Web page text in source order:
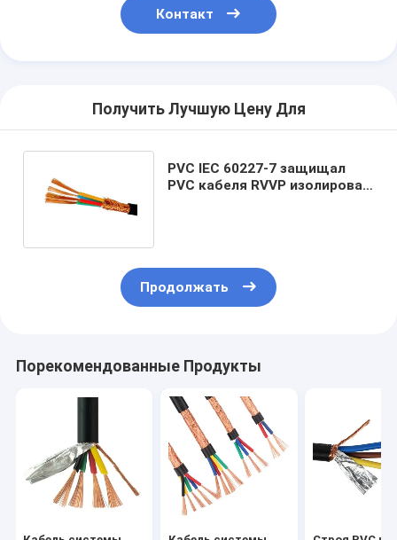
Контакт
Получить Лучшую Цену Для
PVC IEC 60227-7 защищал
PVC кабеля RVVP изолировал
Продолжать
Порекомендованные Продукты